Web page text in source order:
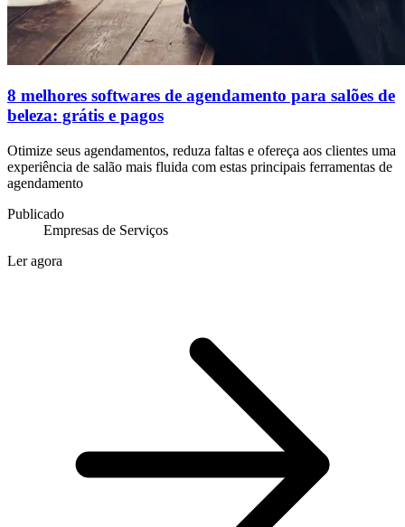
8 melhores softwares de agendamento para salões de
beleza: grátis e pagos
Otimize seus agendamentos, reduza faltas e ofereça aos clientes uma
experiência de salão mais fluida com estas principais ferramentas de
agendamento
Publicado
Empresas de Serviços
Ler agora